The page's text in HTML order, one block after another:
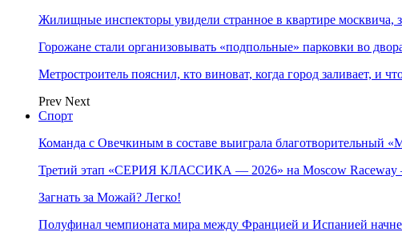
Жилищные инспекторы увидели странное в квартире москвича,
Горожане стали организовывать «подпольные» парковки во
Метростроитель пояснил, кто виноват, когда город заливает, и
Prev Next
Спорт
Команда с Овечкиным в составе выиграла благотворительный
Третий этап «СЕРИЯ КЛАССИКА — 2026» на Moscow Raceway
Загнать за Можай? Легко!
Полуфинал чемпионата мира между Францией и Испанией